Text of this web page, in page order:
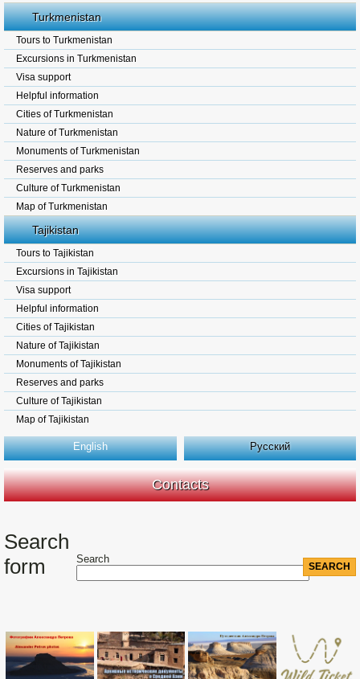
Turkmenistan
Tours to Turkmenistan
Excursions in Turkmenistan
Visa support
Helpful information
Cities of Turkmenistan
Nature of Turkmenistan
Monuments of Turkmenistan
Reserves and parks
Culture of Turkmenistan
Map of Turkmenistan
Tajikistan
Tours to Tajikistan
Excursions in Tajikistan
Visa support
Helpful information
Cities of Tajikistan
Nature of Tajikistan
Monuments of Tajikistan
Reserves and parks
Culture of Tajikistan
Map of Tajikistan
English Русский
Contacts
Search
form
Search